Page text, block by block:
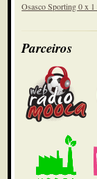
Osasco Sporting 0 x
Parceiros